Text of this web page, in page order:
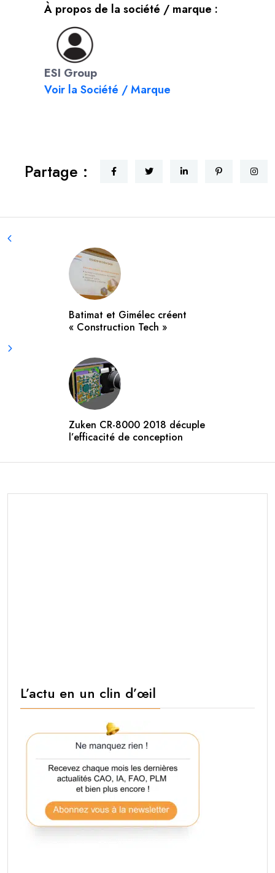
À propos de la société / marque :
ESI Group
Voir la Société / Marque
Partage :
Batimat et Gimélec créent
« Construction Tech »
Zuken CR-8000 2018 décuple
l’efficacité de conception
L’actu en un clin d’œil